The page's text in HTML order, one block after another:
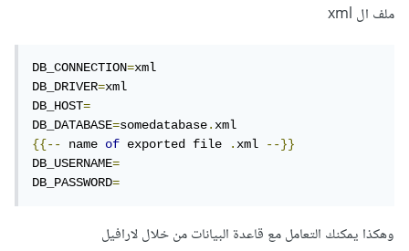
ملف ال xml
DB_CONNECTION=xml
DB_DRIVER=xml
DB_HOST=
DB_DATABASE=somedatabase.
{{--
name of exported file .xml --}}
DB_USERNAME=
DB_PASSWORD=
وهكذا يمكنك التعامل مع قاعدة البيانات من خلال لارافيل